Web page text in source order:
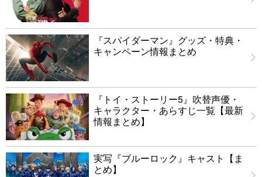
『スパイダーマン』グッズ・特典・
キャンペーン情報まとめ
『トイ・ストーリー5』吹替声優・
キャラクター・あらすじ一覧【最新
情報まとめ】
実写『ブルーロック』キャスト【ま
とめ】